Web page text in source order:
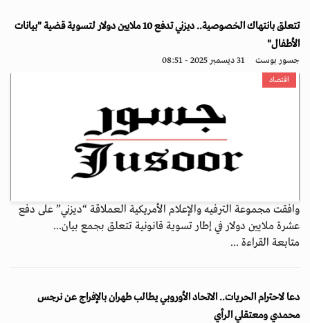
تتعلق بانتهاك الخصوصية.. ديزني تدفع 10 ملايين دولار لتسوية قضية "بيانات
الأطفال"
جسور بوست 31 ديسمبر 2025 - 08:51
اقتصاد
وافقت مجموعة الترفيه والإعلام الأمريكية العملاقة “ديزني” على دفع
عشرة ملايين دولار في إطار تسوية قانونية تتعلق بجمع بيان...
متابعة القراءة ...
دعا لاحترام الحريات.. الاتحاد الأوروبي يطالب طهران بالإفراج عن نرجس
محمدي ومعتقلي الرأي